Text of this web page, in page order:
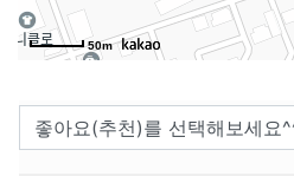
50m